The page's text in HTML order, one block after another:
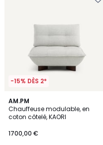
-15% DÈS 2*
AM.PM
Chauffeuse modulable, en
coton côtelé, KAORI
1700,00 €
3
Couleurs